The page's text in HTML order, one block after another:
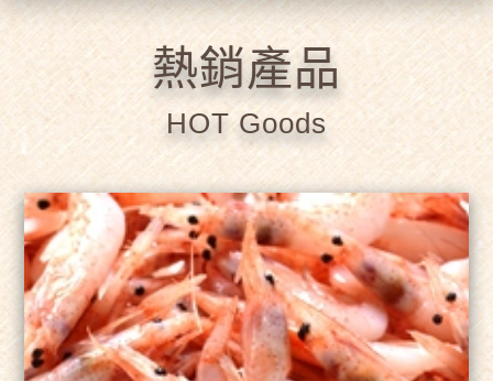
熱銷產品
HOT Goods